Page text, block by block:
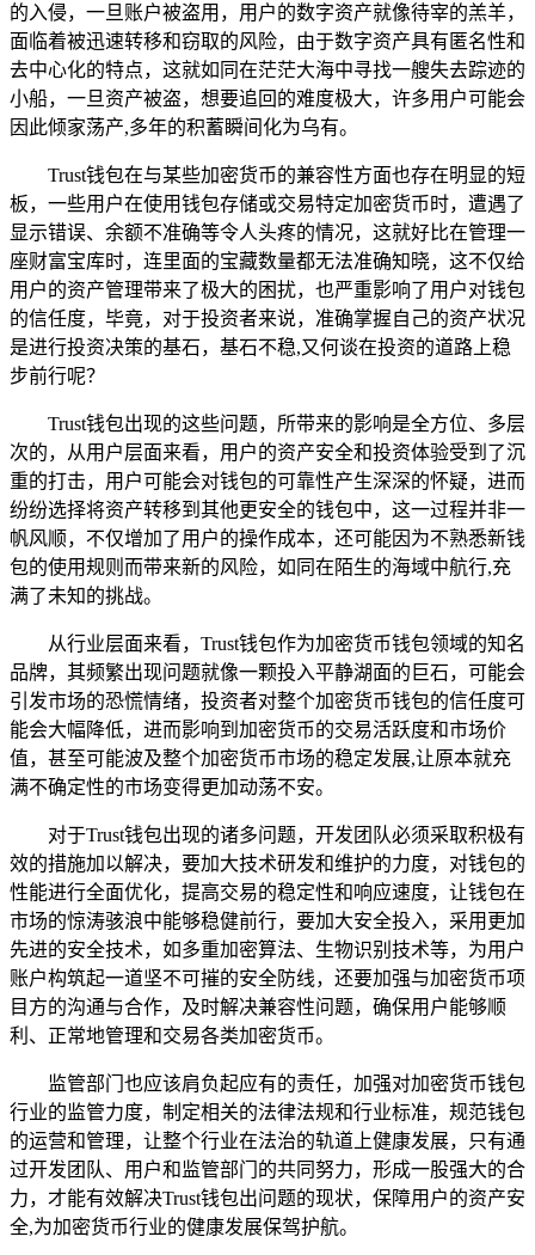
的入侵，一旦账户被盗用，用户的数字资产就像待宰的羔羊，
面临着被迅速转移和窃取的风险，由于数字资产具有匿名性和
去中心化的特点，这就如同在茫茫大海中寻找一艘失去踪迹的
小船，一旦资产被盗，想要追回的难度极大，许多用户可能会
因此倾家荡产,多年的积蓄瞬间化为乌有。
Trust钱包在与某些加密货币的兼容性方面也存在明显的短
板，一些用户在使用钱包存储或交易特定加密货币时，遭遇了
显示错误、余额不准确等令人头疼的情况，这就好比在管理一
座财富宝库时，连里面的宝藏数量都无法准确知晓，这不仅给
用户的资产管理带来了极大的困扰，也严重影响了用户对钱包
的信任度，毕竟，对于投资者来说，准确掌握自己的资产状况
是进行投资决策的基石，基石不稳,又何谈在投资的道路上稳
步前行呢？
Trust钱包出现的这些问题，所带来的影响是全方位、多层
次的，从用户层面来看，用户的资产安全和投资体验受到了沉
重的打击，用户可能会对钱包的可靠性产生深深的怀疑，进而
纷纷选择将资产转移到其他更安全的钱包中，这一过程并非一
帆风顺，不仅增加了用户的操作成本，还可能因为不熟悉新钱
包的使用规则而带来新的风险，如同在陌生的海域中航行,充
满了未知的挑战。
从行业层面来看，Trust钱包作为加密货币钱包领域的知名
品牌，其频繁出现问题就像一颗投入平静湖面的巨石，可能会
引发市场的恐慌情绪，投资者对整个加密货币钱包的信任度可
能会大幅降低，进而影响到加密货币的交易活跃度和市场价
值，甚至可能波及整个加密货币市场的稳定发展,让原本就充
满不确定性的市场变得更加动荡不安。
对于Trust钱包出现的诸多问题，开发团队必须采取积极有
效的措施加以解决，要加大技术研发和维护的力度，对钱包的
性能进行全面优化，提高交易的稳定性和响应速度，让钱包在
市场的惊涛骇浪中能够稳健前行，要加大安全投入，采用更加
先进的安全技术，如多重加密算法、生物识别技术等，为用户
账户构筑起一道坚不可摧的安全防线，还要加强与加密货币项
目方的沟通与合作，及时解决兼容性问题，确保用户能够顺
利、正常地管理和交易各类加密货币。
监管部门也应该肩负起应有的责任，加强对加密货币钱包
行业的监管力度，制定相关的法律法规和行业标准，规范钱包
的运营和管理，让整个行业在法治的轨道上健康发展，只有通
过开发团队、用户和监管部门的共同努力，形成一股强大的合
力，才能有效解决Trust钱包出问题的现状，保障用户的资产安
全,为加密货币行业的健康发展保驾护航。